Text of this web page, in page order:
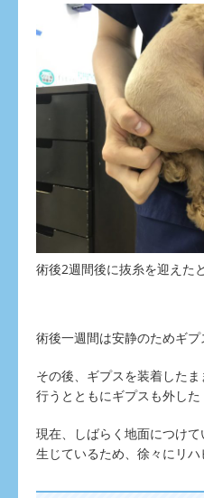
術後2週間後に抜糸を迎えた
術後一週間は安静のためギ
その後、ギプスを装着した
行うとともにギプスも外した
現在、しばらく地面につけ
生じているため、徐々にリ